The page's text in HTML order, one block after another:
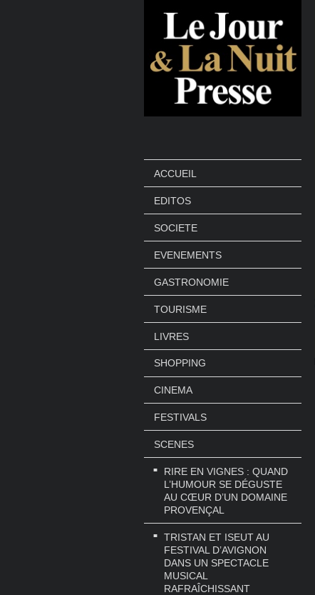
ACCUEIL
EDITOS
SOCIETE
EVENEMENTS
GASTRONOMIE
TOURISME
LIVRES
SHOPPING
CINEMA
FESTIVALS
SCENES
RIRE EN VIGNES : QUAND
L’HUMOUR SE DÉGUSTE
AU CŒUR D’UN DOMAINE
PROVENÇAL
TRISTAN ET ISEUT AU
FESTIVAL D’AVIGNON
DANS UN SPECTACLE
MUSICAL
RAFRAÎCHISSANT